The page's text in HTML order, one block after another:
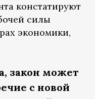
констатируют
силы
экономики,
закон может
с новой